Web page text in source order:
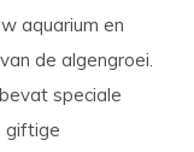
aquarium en
de algengroei.
speciale
giftige